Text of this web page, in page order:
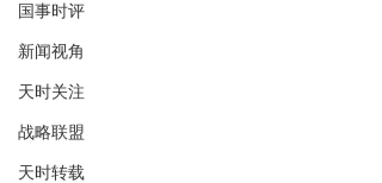
国事时评
新闻视角
天时关注
战略联盟
天时转载